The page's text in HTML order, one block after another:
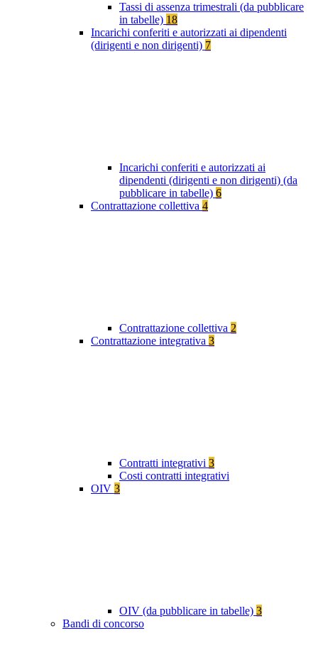
Tassi di assenza trimestrali (da pubblicare
in tabelle) 18
Incarichi conferiti e autorizzati ai dipendenti
(dirigenti e non dirigenti) 7
Incarichi conferiti e autorizzati ai
dipendenti (dirigenti e non dirigenti) (da
pubblicare in tabelle) 6
Contrattazione collettiva 4
Contrattazione collettiva 2
Contrattazione integrativa 3
Contratti integrativi 3
Costi contratti integrativi
OIV 3
OIV (da pubblicare in tabelle) 3
Bandi di concorso